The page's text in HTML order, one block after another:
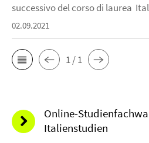
successivo del corso di laurea
02.09.2021
1 / 1
Online-
Italienstudien